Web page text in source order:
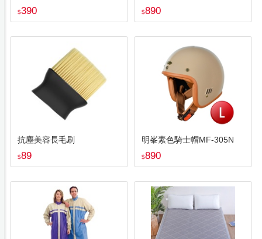
$390 $890
抗塵美容長毛刷
$89
明峯素色騎士帽MF-305N
$890